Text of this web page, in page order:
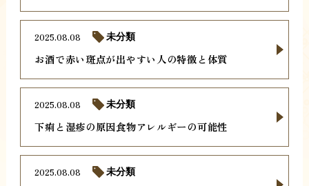
お酒で赤い斑点が出やすい人の特徴と体質
2025.08.08 未分類
下痢と湿疹の原因食物アレルギーの可能性
2025.08.08 未分類
2025.08.08 未分類